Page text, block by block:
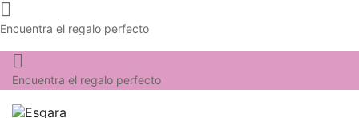

Encuentra el regalo perfecto

Encuentra el regalo perfecto